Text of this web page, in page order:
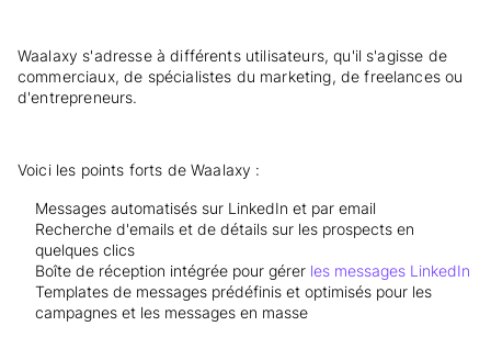
Waalaxy s'adresse à différents utilisateurs, qu'il s'agisse de
commerciaux, de spécialistes du marketing, de freelances ou
d'entrepreneurs.
Voici les points forts de Waalaxy :
Messages automatisés sur LinkedIn et par email
Recherche d'emails et de détails sur les prospects en
quelques clics
Boîte de réception intégrée pour gérer les messages LinkedIn
Templates de messages prédéfinis et optimisés pour les
campagnes et les messages en masse